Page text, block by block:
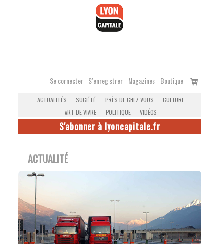
Se connecter S’enregistrer Magazines Boutique
Voir
ACTUALITÉS SOCIÉTÉ PRÈS DE CHEZ VOUS
CULTURE
ART DE VIVRE
POLITIQUE VIDÉOS
S'abonner à lyoncapitale.fr
ACTUALITÉ